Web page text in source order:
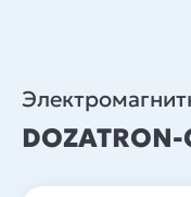
DOZATRON-